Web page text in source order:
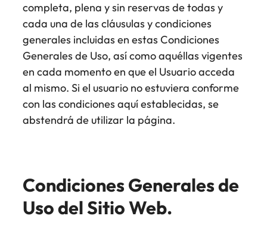
completa, plena y sin reservas de todas y
cada una de las cláusulas y condiciones
generales incluidas en estas Condiciones
Generales de Uso, así como aquéllas vigentes
en cada momento en que el Usuario acceda
al mismo. Si el usuario no estuviera conforme
con las condiciones aquí establecidas, se
abstendrá de utilizar la página.
Condiciones Generales de
Uso del Sitio Web.